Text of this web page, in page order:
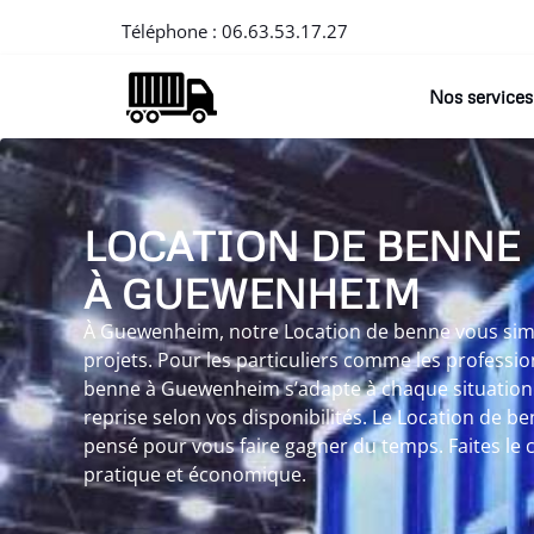
Téléphone : 06.63.53.17.27
Nos services
LOCATION DE BENNE
À GUEWENHEIM
À Guewenheim, notre Location de benne vous
projets. Pour les particuliers comme les
benne à Guewenheim s’adapte à chaque
reprise selon vos disponibilités. Le Location de
pensé pour vous faire gagner du temps. Faites le
pratique et économique.